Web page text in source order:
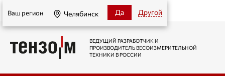
Челябинск
Ваш регион Челябинск Да Другой
ВЕДУЩИЙ РАЗРАБОТЧИК И
ПРОИЗВОДИТЕЛЬ ВЕСОИЗМЕРИТЕЛЬНОЙ
ТЕХНИКИ В РОССИИ